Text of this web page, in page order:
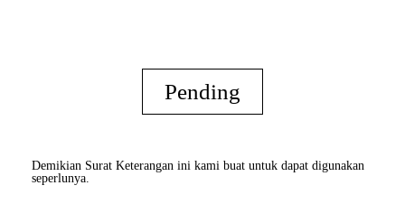
Pending
Demikian Surat Keterangan ini kami buat untuk dapat digunakan
seperlunya.